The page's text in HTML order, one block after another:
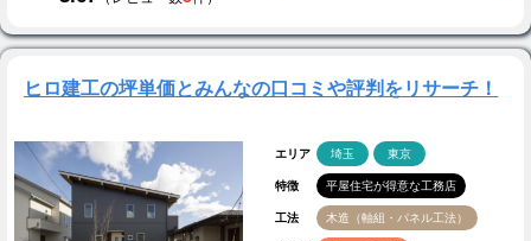
ヒロ建工の坪単価とみんなの口コミや評判をリサーチ！
エリア 埼玉 東京
特徴 平屋住宅が得意な工務店
工法 木造（軸組・パネル工法）